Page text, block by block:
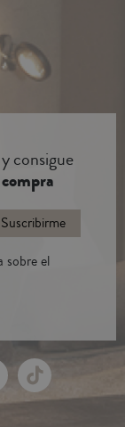
consigue
Suscribirme
sobre el